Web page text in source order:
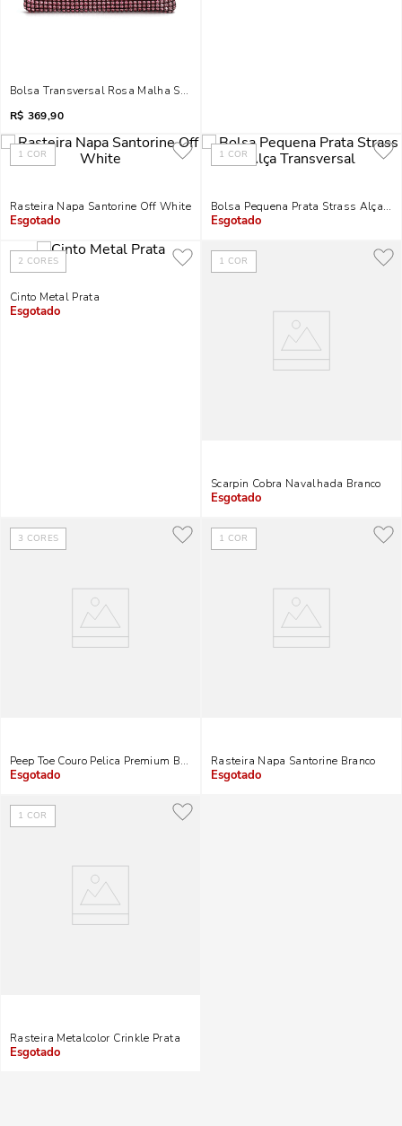
Bolsa Transversal Rosa Malha Strass
R$ 369,90
1 COR
Rasteira Napa Santorine Off White
Indisponível
1 COR
Bolsa Pequena Prata Strass Alça
Indisponível
2 CORES
Cinto Metal Prata
Indisponível
1 COR
Scarpin Cobra Navalhada Branco
Indisponível
3 CORES
Peep Toe Couro Pelica Premium Branco
Indisponível
1 COR
Rasteira Napa Santorine Branco
Indisponível
1 COR
Rasteira Metalcolor Crinkle Prata
Indisponível